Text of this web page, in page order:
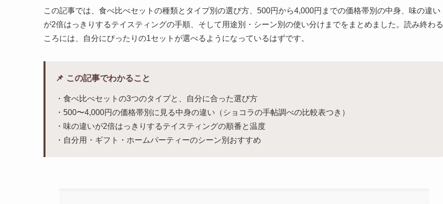
この記事では、食べ比べセットの種類とタイプ別の選び方、500円から4,000円までの価格帯別の中身、味の違い
が2倍はっきりするテイスティングの手順、そして用途別・シーン別の使い分けまでをまとめました。読み終わる
ころには、自分にぴったりの1セットが選べるようになっているはずです。
📌 この記事でわかること
・食べ比べセットの3つのタイプと、自分に合った選び方
・500〜4,000円の価格帯別に見る中身の違い（ショコラの手帖調べの比較表つき）
・味の違いが2倍はっきりするテイスティングの順番と温度
・自分用・ギフト・ホームパーティーのシーン別おすすめ